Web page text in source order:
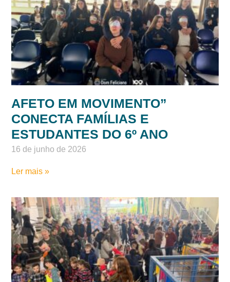
AFETO EM MOVIMENTO”
CONECTA FAMÍLIAS E
ESTUDANTES DO 6º ANO
16 de junho de 2026
Ler mais »